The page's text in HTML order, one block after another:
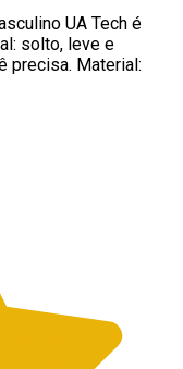
UA Tech é
solto, leve e
precisa. Material: